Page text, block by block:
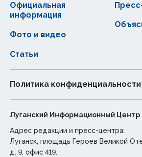
Статьи
Официальная
информация
Фото и видео
Политика конфиденциальности
Луганский Информационный Центр
Адрес редакции и пресс-центра:
Луганск, площадь Героев Великой
д. 9, офис 419.